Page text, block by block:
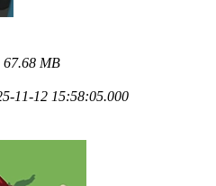
67.68 MB
11-12 15:58:05.000